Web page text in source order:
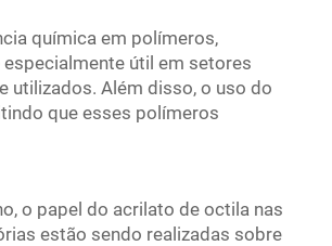
química em polímeros,
útil em setores
utilizados. Além disso, o uso do
que esses polímeros
o papel do acrilato de octila nas
estão sendo realizadas sobre